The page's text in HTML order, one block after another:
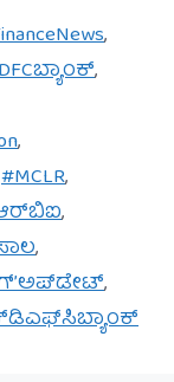
,
,
,
#MCLR,
,
,
,